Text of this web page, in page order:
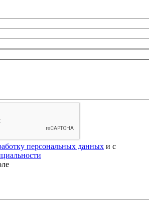
персональных данных и с